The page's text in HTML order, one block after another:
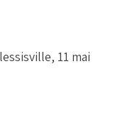
11 mai